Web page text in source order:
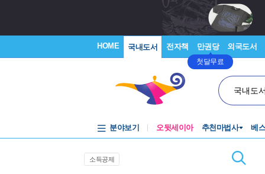
HOME 국내도서 전자책 만권당
첫달무료
외국도서
국내도
분야보기 오뒷세이아 추천마법사 베
소득공제